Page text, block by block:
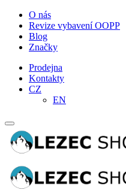
O nás
Revize vybavení OOPP
Blog
Značky
Prodejna
Kontakty
CZ
EN